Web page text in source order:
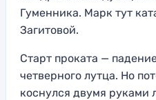
Гуменника. Марк тут
Загитовой.
Старт проката —
четверного лутца. Но
коснулся двумя руками